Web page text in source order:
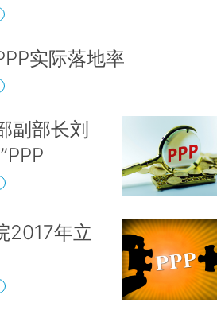
实际落地率
副部长刘
2017年立